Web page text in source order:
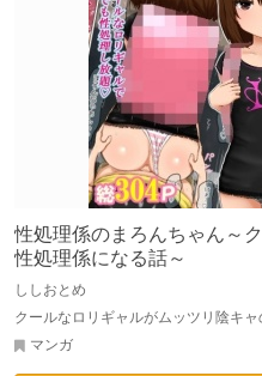
性処理係のまろんちゃん～
性処理係になる話～
ししおとめ
クールなロリギャルがムッツリ陰キ
マンガ